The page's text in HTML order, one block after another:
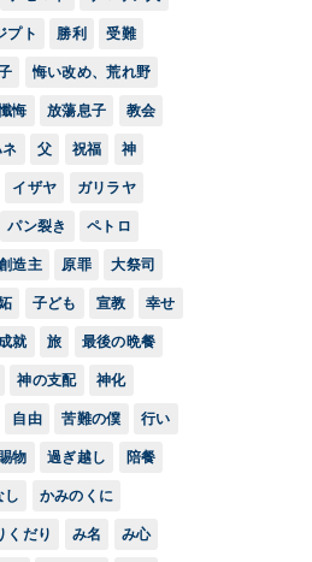
プト 勝利 受難
悔い改め、荒れ野
悔 放蕩息子 教会
父 祝福 神
イザヤ ガリラヤ
パン裂き ペトロ
造主 原罪 大祭司
子ども 宣教 幸せ
就 旅 最後の晩餐
神の支配 神化
自由 苦難の僕 行い
物 過ぎ越し 陪餐
し かみのくに
くだり み名 み心